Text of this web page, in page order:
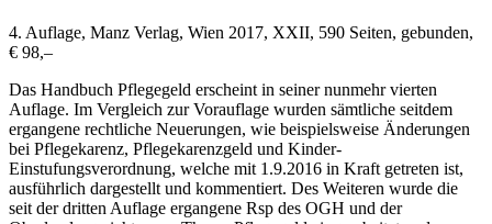
4. Auflage, Manz Verlag, Wien 2017, XXII, 590 Seiten, gebunden,
€ 98,–
Das Handbuch Pflegegeld erscheint in seiner nunmehr vierten
Auflage. Im Vergleich zur Vorauflage wurden sämtliche seitdem
ergangene rechtliche Neuerungen, wie beispielsweise Änderungen
bei Pflegekarenz, Pflegekarenzgeld und Kinder-
Einstufungsverordnung, welche mit 1.9.2016 in Kraft getreten ist,
ausführlich dargestellt und kommentiert. Des Weiteren wurde die
seit der dritten Auflage ergangene Rsp des OGH und der